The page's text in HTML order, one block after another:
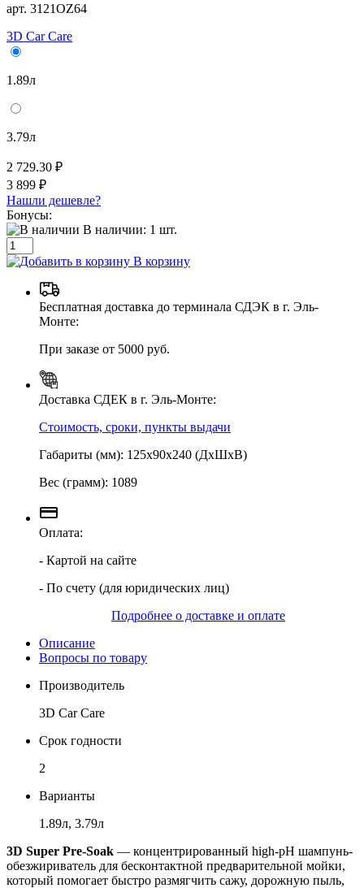
арт. 3121OZ64
3D Car Care
1.89л
3.79л
2 729.30 ₽
3 899 ₽
Нашли дешевле?
Бонусы:
В наличии: 1 шт.
В корзину
Бесплатная доставка до терминала СДЭК в г. Эль-
Монте:
При заказе от 5000 руб.
Доставка СДЕК в г. Эль-Монте:
Стоимость, сроки, пункты выдачи
Габариты (мм): 125х90х240 (ДхШхВ)
Вес (грамм): 1089
Оплата:
- Картой на сайте
- По счету (для юридических лиц)
Подробнее о доставке и оплате
Описание
Вопросы по товару
Производитель
3D Car Care
Срок годности
2
Варианты
1.89л, 3.79л
3D Super Pre-Soak — концентрированный high-pH шампунь-
обезжириватель для бесконтактной предварительной мойки,
который помогает быстро размягчить сажу, дорожную пыль,